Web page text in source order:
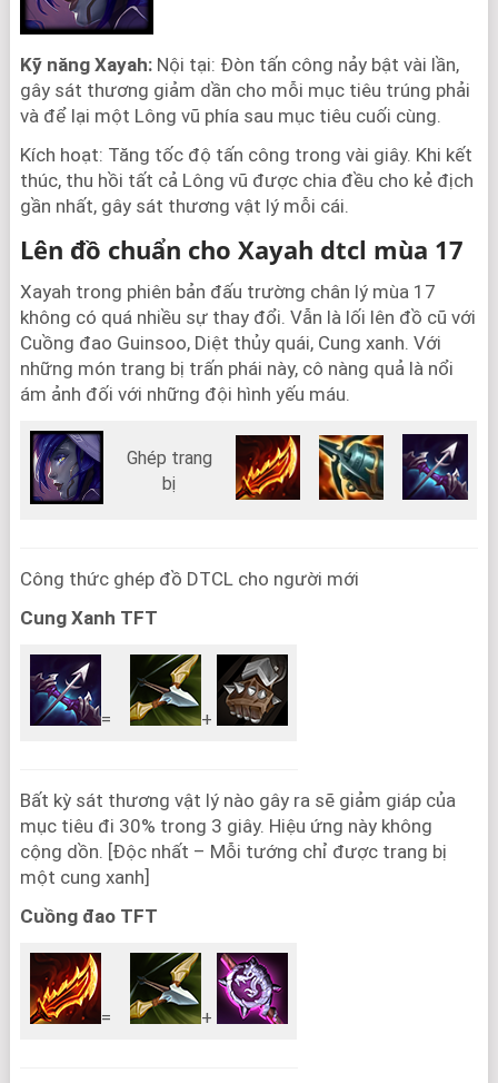
Kỹ năng Xayah:Nội tại: Đòn tấn công nảy bật vài lần,
gây sát thương giảm dần cho mỗi mục tiêu trúng phải
và để lại một Lông vũ phía sau mục tiêu cuối cùng.
Kích hoạt: Tăng tốc độ tấn công trong vài giây. Khi kết
thúc, thu hồi tất cả Lông vũ được chia đều cho kẻ địch
gần nhất, gây sát thương vật lý mỗi cái.
Lên đồ chuẩn cho Xayah dtcl mùa 17
Xayah trong phiên bản đấu trường chân lý mùa 17
không có quá nhiều sự thay đổi. Vẫn là lối lên đồ cũ với
Cuồng đao Guinsoo, Diệt thủy quái, Cung xanh. Với
những món trang bị trấn phái này, cô nàng quả là nổi
ám ảnh đối với những đội hình yếu máu.
Ghép trang
bị
Công thức ghép đồ DTCL cho người mới
Cung Xanh TFT
= +
Bất kỳ sát thương vật lý nào gây ra sẽ giảm giáp của
mục tiêu đi 30% trong 3 giây. Hiệu ứng này không
cộng dồn. [Độc nhất – Mỗi tướng chỉ được trang bị
một cung xanh]
Cuồng đao TFT
= +